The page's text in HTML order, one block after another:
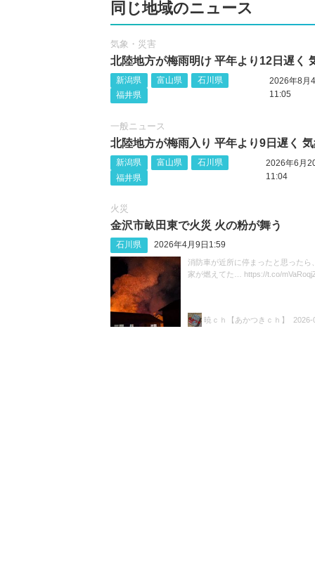
同じ地域のニュース
気象・災害
北陸地方が梅雨明け 平年より12日遅く
新潟県 富山県
石川県
福井県
2026年8月
11:05
一般ニュース
北陸地方が梅雨入り 平年より9日遅く
新潟県 富山県
石川県
福井県
2026年6月
11:04
火災
金沢市畝田東で火災 火の粉が舞う
石川県 2026年4月9日1:59
消防車が近所に停まったと思ったら
家が燃えてた… https://t.co/
暁ｃｈ【あかつきｃｈ】 2026-